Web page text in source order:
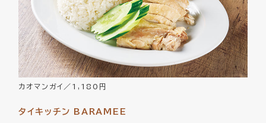
カオマンガイ／1,180円
タイキッチン BARAMEE